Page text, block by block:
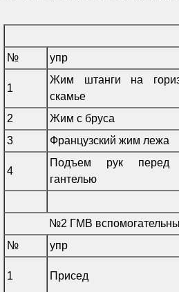
№
упр
1
Жим штанги на
скамье
2 Жим с бруса
3
Французский жим лежа
4
Подъем рук
гантелью
№2 ГМВ
№
упр
1 Присед